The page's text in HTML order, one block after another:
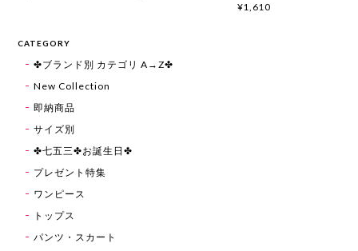
¥1,610
CATEGORY
✤ブランド別 カテゴリ A→Z✤
New Collection
即納商品
サイズ別
✤七五三✤お誕生日✤
プレゼント特集
ワンピース
トップス
パンツ・スカート